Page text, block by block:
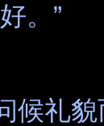
。”
礼貌